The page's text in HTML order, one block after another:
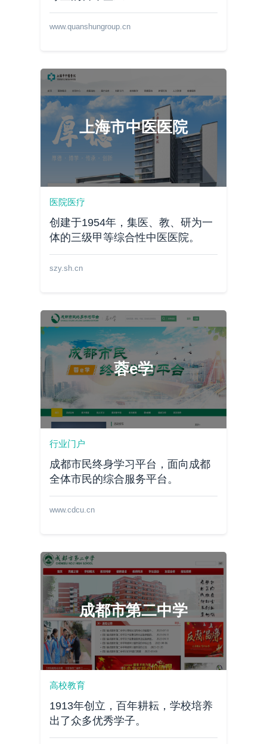
www.quanshungroup.cn
上海市中医医院
医院医疗
创建于1954年，集医、教、研为一
体的三级甲等综合性中医医院。
szy.sh.cn
蓉e学
行业门户
成都市民终身学习平台，面向成都
全体市民的综合服务平台。
www.cdcu.cn
成都市第二中学
高校教育
1913年创立，百年耕耘，学校培养
出了众多优秀学子。